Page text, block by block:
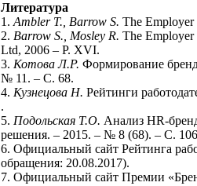
Литература
1.Ambler T., Barrow S. The Employer
2. Barrow S., Mosley R. The Employer
Ltd, 2006 – P. XVI.
3. Котова Л.Р. Формирование
№ 11. – С. 68.
4. Кузнецова Н. Рейтинги
.
5. Подольская Т.О. Анализ HR-
решения. – 2015. – № 8 (68). – С.
6. Официальный сайт Рейтинга
обращения: 20.08.2017).
7. Официальный сайт Премии